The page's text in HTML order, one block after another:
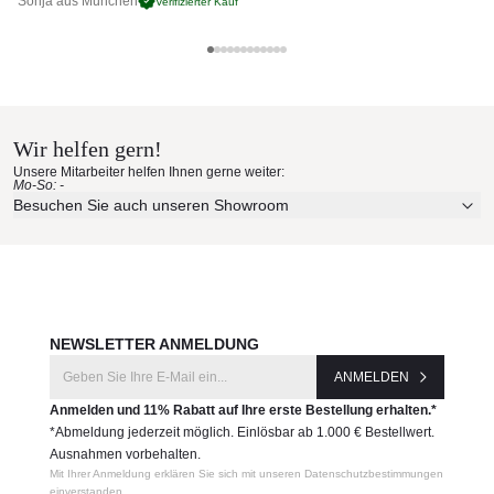
Erleben Sie unsere Stoffe und Materialien ganz in Ruhe in
Ihren eigenen vier Wänden.
Aktuelle Originalstoffe des Herstellers
Wir helfen gern!
Unsere Mitarbeiter helfen Ihnen gerne weiter:
Mo-So: -
Besuchen Sie auch unseren Showroom
NEWSLETTER ANMELDUNG
ANMELDEN
Anmelden und 11% Rabatt auf Ihre erste Bestellung erhalten.*
*Abmeldung jederzeit möglich. Einlösbar ab 1.000 € Bestellwert.
Ausnahmen vorbehalten.
Mit Ihrer Anmeldung erklären Sie sich mit unseren Datenschutzbestimmungen
einverstanden.